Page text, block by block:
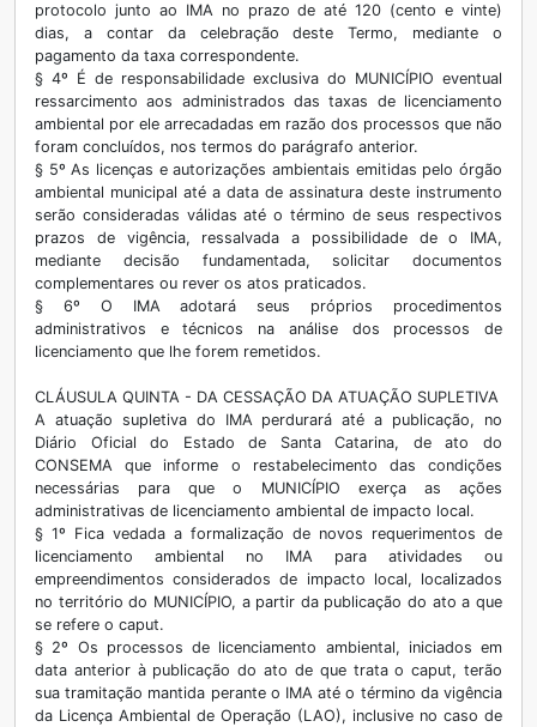
protocolo junto ao IMA no prazo de até 120 (cento e vinte)
dias, a contar da celebração deste Termo, mediante o
pagamento da taxa correspondente.
§ 4º É de responsabilidade exclusiva do MUNICÍPIO eventual
ressarcimento aos administrados das taxas de licenciamento
ambiental por ele arrecadadas em razão dos processos que não
foram concluídos, nos termos do parágrafo anterior.
§ 5º As licenças e autorizações ambientais emitidas pelo órgão
ambiental municipal até a data de assinatura deste instrumento
serão consideradas válidas até o término de seus respectivos
prazos de vigência, ressalvada a possibilidade de o IMA,
mediante decisão fundamentada, solicitar documentos
complementares ou rever os atos praticados.
§ 6º O IMA adotará seus próprios procedimentos
administrativos e técnicos na análise dos processos de
licenciamento que lhe forem remetidos.
CLÁUSULA QUINTA - DA CESSAÇÃO DA ATUAÇÃO SUPLETIVA
A atuação supletiva do IMA perdurará até a publicação, no
Diário Oficial do Estado de Santa Catarina, de ato do
CONSEMA que informe o restabelecimento das condições
necessárias para que o MUNICÍPIO exerça as ações
administrativas de licenciamento ambiental de impacto local.
§ 1º Fica vedada a formalização de novos requerimentos de
licenciamento ambiental no IMA para atividades ou
empreendimentos considerados de impacto local, localizados
no território do MUNICÍPIO, a partir da publicação do ato a que
se refere o caput.
§ 2º Os processos de licenciamento ambiental, iniciados em
data anterior à publicação do ato de que trata o caput, terão
sua tramitação mantida perante o IMA até o término da vigência
da Licença Ambiental de Operação (LAO), inclusive no caso de